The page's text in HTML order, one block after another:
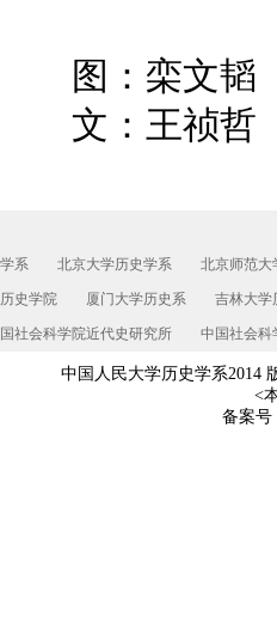
图：栾文韬
文：王祯哲
系 北京大学历史学系 北京师范大
史学院 厦门大学历史系 吉林大学
社会科学院近代史研究所 中国社会科
中国人民大学历史学系2014
<
备案号